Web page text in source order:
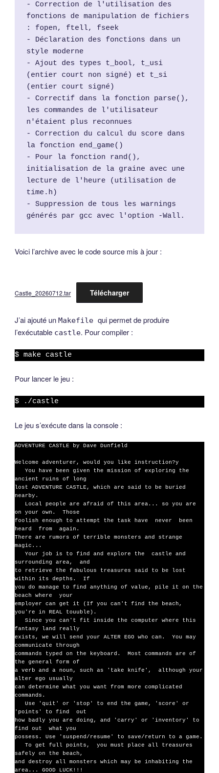
- Correction de l'utilisation des
fonctions de manipulation de fichiers
: fopen, ftell, fseek
- Déclaration des fonctions dans un
style moderne
- Ajout des types t_bool, t_usi
(entier court non signé) et t_si
(entier court signé)
- Correctif dans la fonction parse(),
les commandes de l'utilisateur
n'étaient plus reconnues
- Correction du calcul du score dans
la fonction end_game()
- Pour la fonction rand(),
initialisation de la graine avec une
lecture de l'heure (utilisation de
time.h)
- Suppression de tous les warnings
générés par gcc avec l'option -Wall.
Voici l’archive avec le code source mis à jour :
Castle_20260712.tar Télécharger
J’ai ajouté un Makefile qui permet de produire
l’exécutable castle. Pour compiler :
$ make castle
Pour lancer le jeu :
$ ./castle
Le jeu s’exécute dans la console :
ADVENTURE CASTLE by Dave Dunfield
Welcome adventurer, would you like instruction?y
ancient ruins of long
lost ADVENTURE CASTLE, which are said to be buried
nearby.
on your own.  Those
foolish enough to attempt the task have  never  been
heard  from  again.
There are rumors of terrible monsters and strange
magic...
surrounding area,  and
to retrieve the fabulous treasures said to be lost
within its depths.  If
you do manage to find anything of value, pile it on the
beach where  your
employer can get it (If you can't find the beach,
you're in REAL touuble).
fantasy land really
exists, we will send your ALTER EGO who can.  You may
communicate through
commands typed on the keyboard.  Most commands are of
the general form of
a verb and a noun, such as 'take knife',  although your
alter ego usually
can determine what you want from more complicated
commands.
'points' to find  out
how badly you are doing, and 'carry' or 'inventory' to
find out  what you
possess. Use 'suspend/resume' to save/return to a game.
safely on the beach,
and destroy all monsters which may be inhabiting the
area... GOOD LUCK!!!